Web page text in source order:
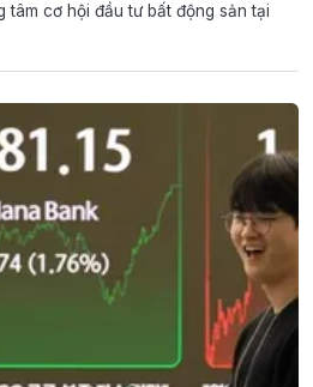
tâm cơ hội đầu tư bất động sản tại